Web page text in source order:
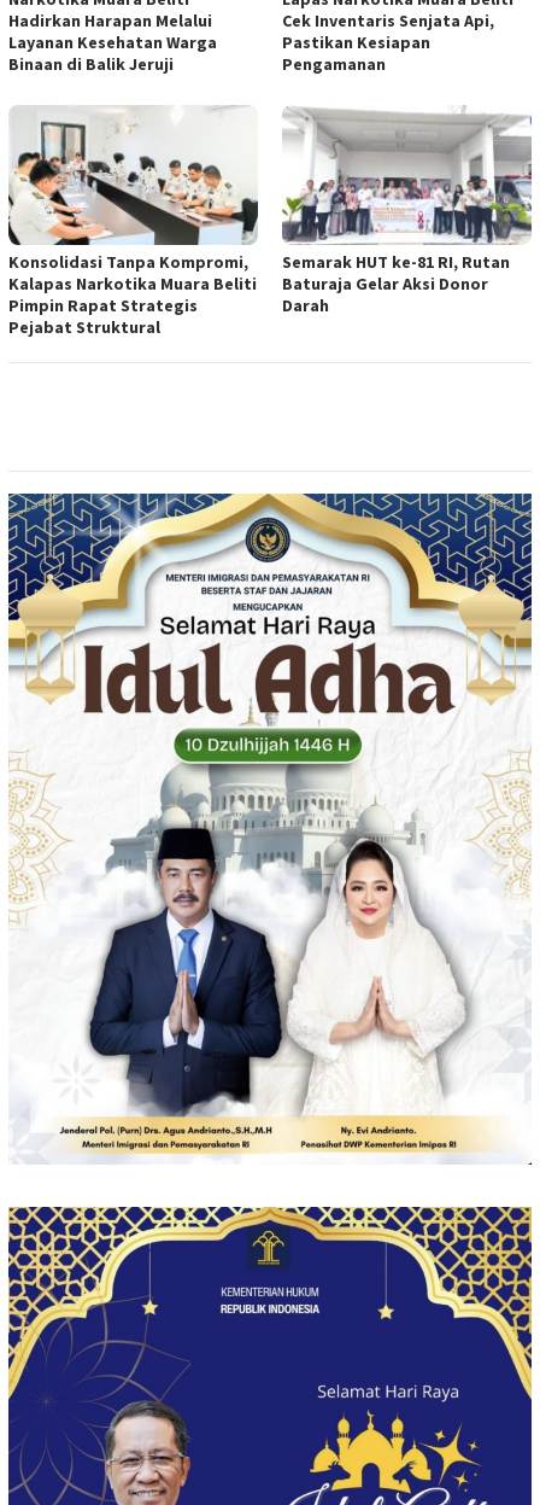
Hadirkan Harapan Melalui
Layanan Kesehatan Warga
Binaan di Balik Jeruji
Cek Inventaris Senjata Api,
Pastikan Kesiapan
Pengamanan
Konsolidasi Tanpa Kompromi,
Kalapas Narkotika Muara Beliti
Pimpin Rapat Strategis
Pejabat Struktural
Semarak HUT ke-81 RI, Rutan
Baturaja Gelar Aksi Donor
Darah